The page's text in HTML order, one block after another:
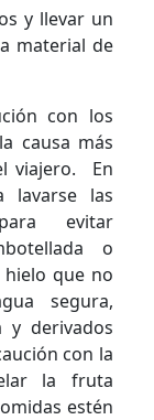
y llevar un
material de
con los
causa más
viajero. En
lavarse las
evitar
o
que no
segura,
y derivados
con la
la fruta
estén